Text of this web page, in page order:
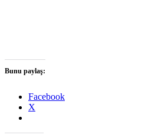
Bunu paylaş:
Facebook
X